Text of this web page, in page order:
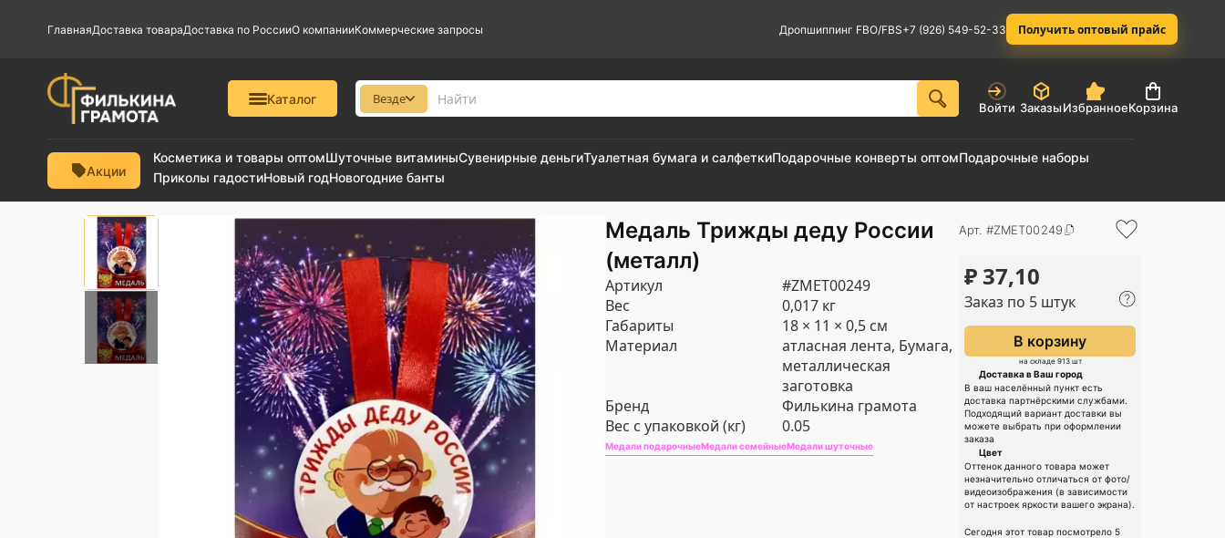
ГлавнаяДоставка товараДоставка по РоссииО компанииКоммерческие запросы Дропшиппинг FBO/FBS+7 (926) 549-52-33 Получить оптовый прайс
Каталог Везде
Войти ЗаказыИзбранноеКорзина
Акции
Косметика и товары оптомШуточные витаминыСувенирные деньгиТуалетная бумага и салфеткиПодарочные конверты оптомПодарочные наборы
Приколы гадостиНовый годНовогодние банты
Медаль Трижды деду России
(металл)
Артикул
#ZMET00249
Вес
0,017 кг
Габариты
18 × 11 × 0,5 см
Материал
атласная лента, Бумага,
металлическая
заготовка
Бренд
Филькина грамота
Вес с упаковкой (кг)
0.05
Медали подарочныеМедали семейныеМедали шуточные
Арт. #ZMET00249
₽ 37,10
Заказ по 5 штук
В корзину
на складе 913 шт
Доставка в Ваш город
В ваш населённый пункт есть
доставка партнёрскими службами.
Подходящий вариант доставки вы
можете выбрать при оформлении
заказа
Цвет
Оттенок данного товара может
незначительно отличаться от фото/
видеоизображения (в зависимости
от настроек яркости вашего экрана).
Сегодня этот товар посмотрело 5